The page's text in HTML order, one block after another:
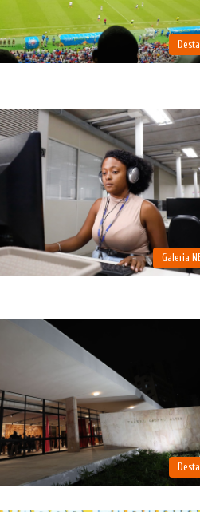
Galeria